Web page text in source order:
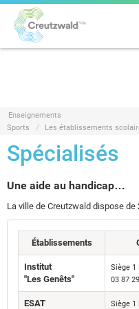
Enseignements
Sports
Les établissements
Spécialisés
Une aide au handicap…
La ville de Creutzwald dispose de
Établissements
Institut
"Les Genêts"
Siège 1
03 87
ESAT
Siège 1